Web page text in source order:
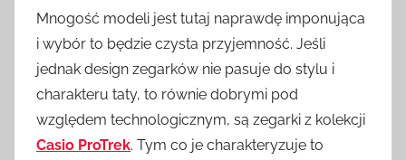
Mnogość modeli jest tutaj naprawdę imponująca
i wybór to będzie czysta przyjemność. Jeśli
jednak design zegarków nie pasuje do stylu i
charakteru taty, to równie dobrymi pod
względem technologicznym, są zegarki z kolekcji
Casio ProTrek. Tym co je charakteryzuje to